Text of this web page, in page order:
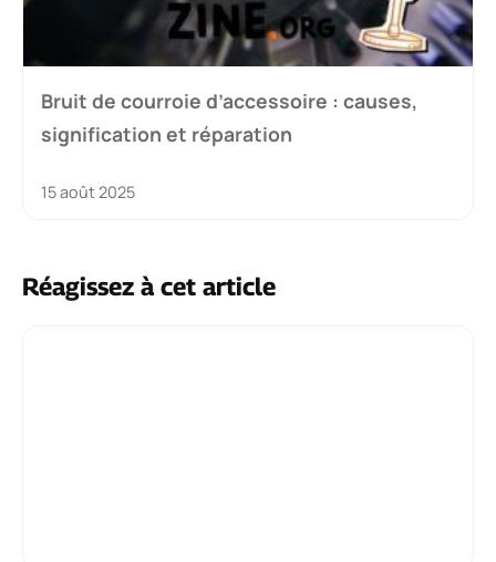
Bruit de courroie d’accessoire : causes,
signification et réparation
15 août 2025
Réagissez à cet article